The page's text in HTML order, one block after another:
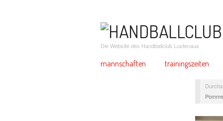
Die Website des Handballclub Lustenaus
mannschaften trainingszeiten